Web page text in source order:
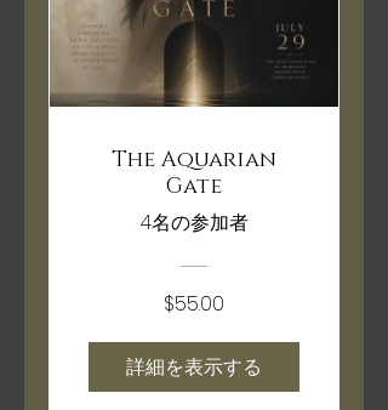
The Aquarian
Gate
4名の参加者
$55.00
詳細を表示する